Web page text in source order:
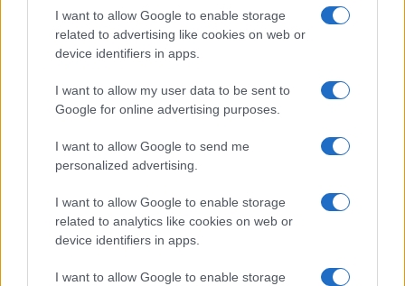
I want to allow Google to enable storage
related to advertising like cookies on web or
device identifiers in apps.
I want to allow my user data to be sent to
Google for online advertising purposes.
I want to allow Google to send me
personalized advertising.
I want to allow Google to enable storage
related to analytics like cookies on web or
device identifiers in apps.
I want to allow Google to enable storage
La settimana milanese alterna nomi storici e
nuove energie creative. Tra gli appuntamenti più
attesi figurano le sfilate di
Dolce&Gabbana ,Paul Smith, Ralph Lauren
Giorgio Armani,Philipp Plein, mentre
Browne
firma uno dei debutti più importanti di
questa edizione. Accanto ai grandi brand trovano
contemporaneo come Garcias, Martin Quad e
Shinyakozuka, a conferma della volontà della